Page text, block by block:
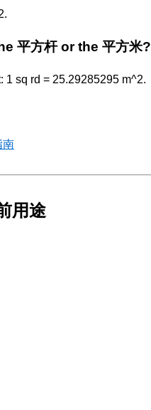
平方杆 or the 平方米?
1 sq rd = 25.29285295 m^2.
南
用途